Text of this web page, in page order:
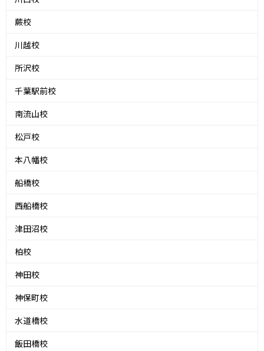
蕨校
川越校
所沢校
千葉駅前校
南流山校
松戸校
本八幡校
船橋校
西船橋校
津田沼校
柏校
神田校
神保町校
水道橋校
飯田橋校